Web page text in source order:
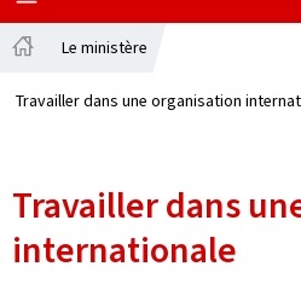
MENU
PRINCIPAL
Le ministère
Travailler dans une organisation
Travailler dans
internationale